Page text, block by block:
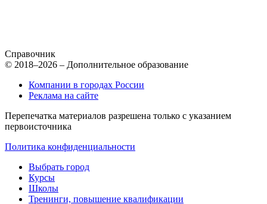
Справочник
© 2018–2026 – Дополнительное образование
Компании в городах России
Реклама на сайте
Перепечатка материалов разрешена только с указанием
первоисточника
Политика конфиденциальности
Выбрать город
Курсы
Школы
Тренинги, повышение квалификации